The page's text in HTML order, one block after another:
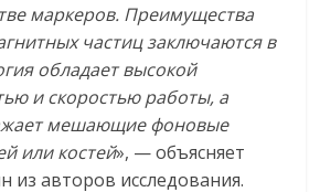
маркеров. Преимущества
частиц заключаются в
обладает высокой
и скоростью работы, а
мешающие фоновые
или костей», — объясняет
из авторов исследования.